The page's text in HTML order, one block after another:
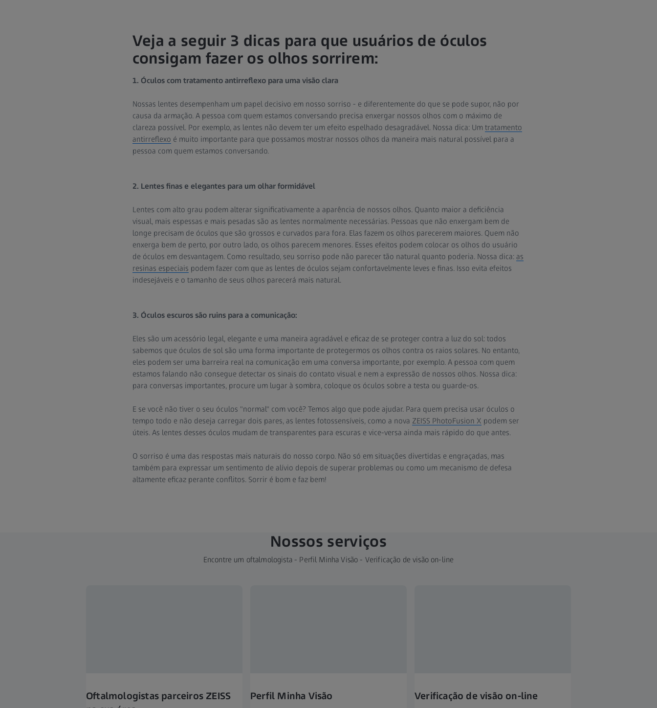
Veja a seguir 3 dicas para que usuários de óculos
consigam fazer os olhos sorrirem:
1. Óculos com tratamento antirreflexo para uma visão clara
Nossas lentes desempenham um papel decisivo em nosso sorriso - e diferentemente do que se pode supor, não por
causa da armação. A pessoa com quem estamos conversando precisa enxergar nossos olhos com o máximo de
clareza possível. Por exemplo, as lentes não devem ter um efeito espelhado desagradável. Nossa dica: Um tratamento
antirreflexo é muito importante para que possamos mostrar nossos olhos da maneira mais natural possível para a
pessoa com quem estamos conversando.
2. Lentes finas e elegantes para um olhar formidável
Lentes com alto grau podem alterar significativamente a aparência de nossos olhos. Quanto maior a deficiência
visual, mais espessas e mais pesadas são as lentes normalmente necessárias. Pessoas que não enxergam bem de
longe precisam de óculos que são grossos e curvados para fora. Elas fazem os olhos parecerem maiores. Quem não
enxerga bem de perto, por outro lado, os olhos parecem menores. Esses efeitos podem colocar os olhos do usuário
de óculos em desvantagem. Como resultado, seu sorriso pode não parecer tão natural quanto poderia. Nossa dica: as
resinas especiais podem fazer com que as lentes de óculos sejam confortavelmente leves e finas. Isso evita efeitos
indesejáveis ​​e o tamanho de seus olhos parecerá mais natural.
3. Óculos escuros são ruins para a comunicação:
Eles são um acessório legal, elegante e uma maneira agradável e eficaz de se proteger contra a luz do sol: todos
sabemos que óculos de sol são uma forma importante de protegermos os olhos contra os raios solares. No entanto,
eles podem ser uma barreira real na comunicação em uma conversa importante, por exemplo. A pessoa com quem
estamos falando não consegue detectar os sinais do contato visual e nem a expressão de nossos olhos. Nossa dica:
para conversas importantes, procure um lugar à sombra, coloque os óculos sobre a testa ou guarde-os.
E se você não tiver o seu óculos "normal" com você? Temos algo que pode ajudar. Para quem precisa usar óculos o
tempo todo e não deseja carregar dois pares, as lentes fotossensíveis, como a nova ZEISS PhotoFusion X podem ser
úteis. As lentes desses óculos mudam de transparentes para escuras e vice-versa ainda mais rápido do que antes.
O sorriso é uma das respostas mais naturais do nosso corpo. Não só em situações divertidas e engraçadas, mas
também para expressar um sentimento de alívio depois de superar problemas ou como um mecanismo de defesa
altamente eficaz perante conflitos. Sorrir é bom e faz bem!
Nossos serviços
Encontre um oftalmologista - Perfil Minha Visão - Verificação de visão on-line
Oftalmologistas parceiros ZEISS
Perfil Minha Visão Verificação de visão on-line